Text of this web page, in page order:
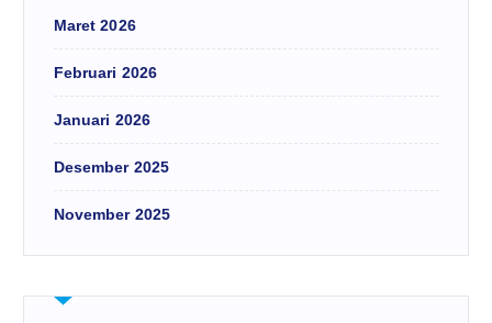
Maret 2026
Februari 2026
Januari 2026
Desember 2025
November 2025